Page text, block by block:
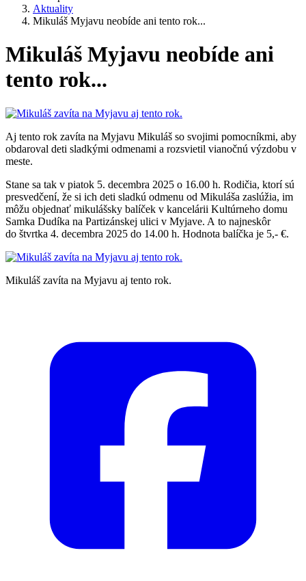
Aktuality
Mikuláš Myjavu neobíde ani tento rok...
Mikuláš Myjavu neobíde ani
tento rok...
Aj tento rok zavíta na Myjavu Mikuláš so svojimi pomocníkmi, aby
obdaroval deti sladkými odmenami a rozsvietil vianočnú výzdobu v
meste.
Stane sa tak v piatok 5. decembra 2025 o 16.00 h. Rodičia, ktorí sú
presvedčení, že si ich deti sladkú odmenu od Mikuláša zaslúžia, im
môžu objednať mikulášsky balíček v kancelárii Kultúrneho domu
Samka Dudíka na Partizánskej ulici v Myjave. A to najneskôr
do štvrtka 4. decembra 2025 do 14.00 h. Hodnota balíčka je 5,- €.
Mikuláš zavíta na Myjavu aj tento rok.